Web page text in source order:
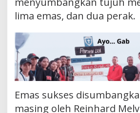
lima emas, dan dua perak.
Emas sukses
masing oleh Reinhard